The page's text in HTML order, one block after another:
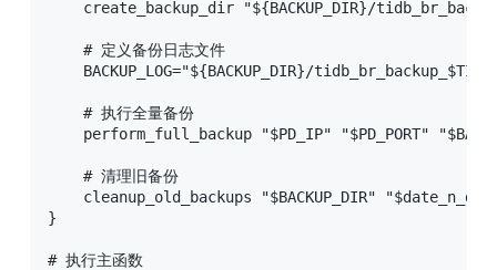
create_backup_dir "${BACKUP_DIR}/
    # 定义备份日志文件
BACKUP_LOG="${BACKUP_DIR}/
    # 执行全量备份
perform_full_backup "$PD_IP" "$PD_PORT"
    # 清理旧备份
cleanup_old_backups "$BACKUP_DIR"
}
# 执行主函数